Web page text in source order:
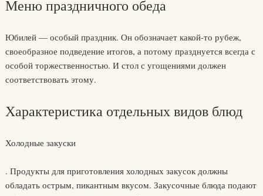
Меню праздничного обеда
Юбилей — особый праздник. Он обозначает какой-то рубеж,
своеобразное подведение итогов, а потому празднуется всегда с
особой торжественностью. И стол с угощениями должен
соответствовать этому.
Характеристика отдельных видов блюд
Холодные закуски
. Продукты для приготовления холодных закусок должны
обладать острым, пикантным вкусом. Закусочные блюда подают